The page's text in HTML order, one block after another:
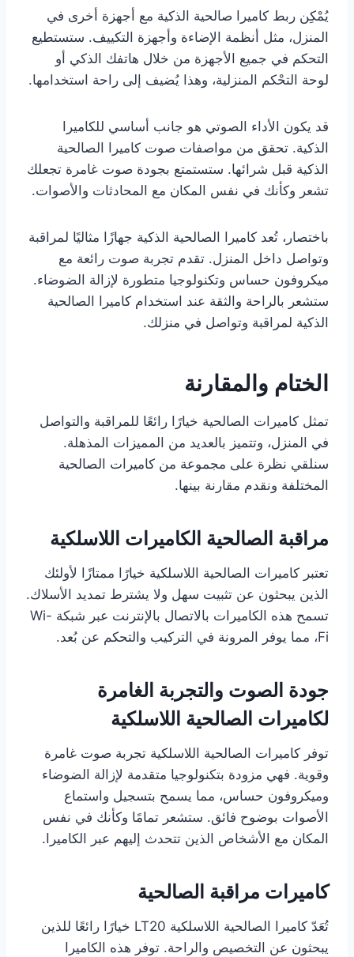
يُمْكِن ربط كاميرا صالحية الذكية مع أجهزة أخرى في
المنزل، مثل أنظمة الإضاءة وأجهزة التكييف. ستستطيع
التحكم في جميع الأجهزة من خلال هاتفك الذكي أو
لوحة التحْكم المنزلية، وهذا يُضيف إلى راحة استخدامها.
قد يكون الأداء الصوتي هو جانب أساسي للكاميرا
الذكية. تحقق من مواصفات صوت كاميرا الصالحية
الذكية قبل شرائها. ستستمتع بجودة صوت غامرة تجعلك
تشعر وكأنك في نفس المكان مع المحادثات والأصوات.
باختصار، تُعد كاميرا الصالحية الذكية جهازًا مثاليًا لمراقبة
وتواصل داخل المنزل. تقدم تجربة صوت رائعة مع
ميكروفون حساس وتكنولوجيا متطورة لإزالة الضوضاء.
ستشعر بالراحة والثقة عند استخدام كاميرا الصالحية
الذكية لمراقبة وتواصل في منزلك.
الختام والمقارنة
تمثل كاميرات الصالحية خيارًا رائعًا للمراقبة والتواصل
في المنزل، وتتميز بالعديد من المميزات المذهلة.
سنلقي نظرة على مجموعة من كاميرات الصالحية
المختلفة ونقدم مقارنة بينها.
مراقبة الصالحية الكاميرات اللاسلكية
تعتبر كاميرات الصالحية اللاسلكية خيارًا ممتازًا لأولئك
الذين يبحثون عن تثبيت سهل ولا يشترط تمديد الأسلاك.
تسمح هذه الكاميرات بالاتصال بالإنترنت عبر شبكة Wi-
Fi، مما يوفر المرونة في التركيب والتحكم عن بُعد.
جودة الصوت والتجربة الغامرة
لكاميرات الصالحية اللاسلكية
توفر كاميرات الصالحية اللاسلكية تجربة صوت غامرة
وقوية. فهي مزودة بتكنولوجيا متقدمة لإزالة الضوضاء
وميكروفون حساس، مما يسمح بتسجيل واستماع
الأصوات بوضوح فائق. ستشعر تمامًا وكأنك في نفس
المكان مع الأشخاص الذين تتحدث إليهم عبر الكاميرا.
كاميرات مراقبة الصالحية
تُعَدّ كاميرا الصالحية اللاسلكية LT20 خيارًا رائعًا للذين
يبحثون عن التخصيص والراحة. توفر هذه الكاميرا